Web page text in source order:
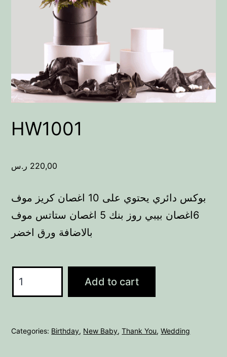
HW1001
220,00 ر.س
بوكس دائري يحتوي على 10 اغصان كريز موف
6اغصان بيبي روز بنك 5 اغصان ستاتس موف
بالاضافة ورق اخضر
quantity
Add to cart
Categories: Birthday, New Baby,Thank You,Wedding